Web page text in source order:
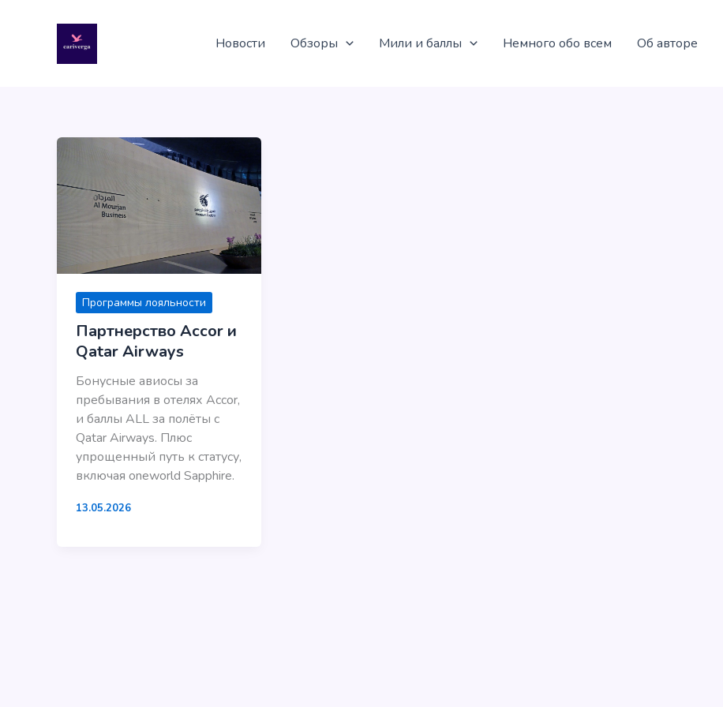
содержимому
Новости Обзоры Мили и баллы Немного обо всем Об авторе
Программы лояльности
Партнерство Accor и
Qatar Airways
Бонусные авиосы за
пребывания в отелях Accor,
и баллы ALL за полёты с
Qatar Airways. Плюс
упрощенный путь к статусу,
включая oneworld Sapphire.
13.05.2026